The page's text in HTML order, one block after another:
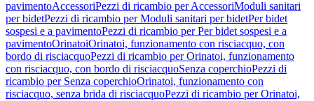
pavimentoAccessoriPezzi di ricambio per AccessoriModuli sanitari
per bidetPezzi di ricambio per Moduli sanitari per bidetPer bidet
sospesi e a pavimentoPezzi di ricambio per Per bidet sospesi e a
pavimentoOrinatoiOrinatoi, funzionamento con risciacquo, con
bordo di risciacquoPezzi di ricambio per Orinatoi, funzionamento
con risciacquo, con bordo di risciacquoSenza coperchioPezzi di
ricambio per Senza coperchioOrinatoi, funzionamento con
risciacquo, senza brida di risciacquoPezzi di ricambio per Orinatoi,